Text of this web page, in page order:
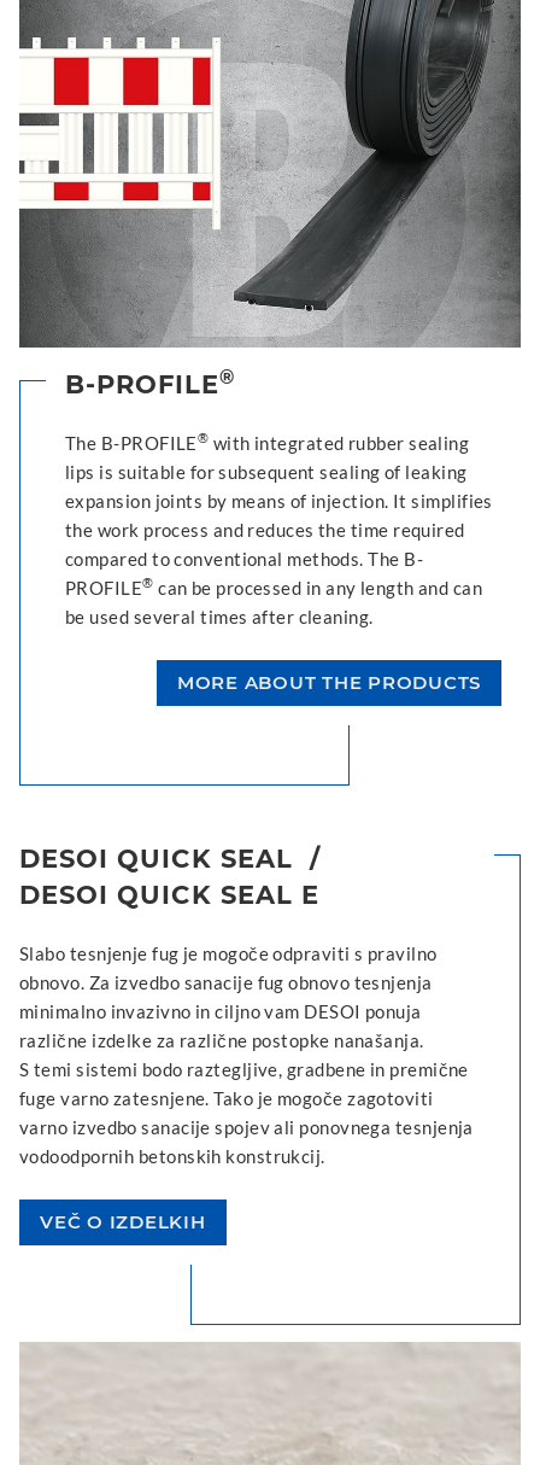
B-PROFILE®
The B-PROFILE® with integrated rubber sealing
lips is suitable for subsequent sealing of leaking
expansion joints by means of injection. It simplifies
the work process and reduces the time required
compared to conventional methods. The B-
PROFILE® can be processed in any length and can
be used several times after cleaning.
MORE ABOUT THE PRODUCTS
DESOI QUICK SEAL /
DESOI QUICK SEAL E
Slabo tesnjenje fug je mogoče odpraviti s pravilno
obnovo. Za izvedbo sanacije fug obnovo tesnjenja
minimalno invazivno in ciljno vam DESOI ponuja
različne izdelke za različne postopke nanašanja.
S temi sistemi bodo raztegljive, gradbene in premične
fuge varno zatesnjene. Tako je mogoče zagotoviti
varno izvedbo sanacije spojev ali ponovnega tesnjenja
vodoodpornih betonskih konstrukcij.
VEČ O IZDELKIH